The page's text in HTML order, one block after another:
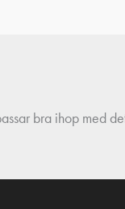
bra ihop med